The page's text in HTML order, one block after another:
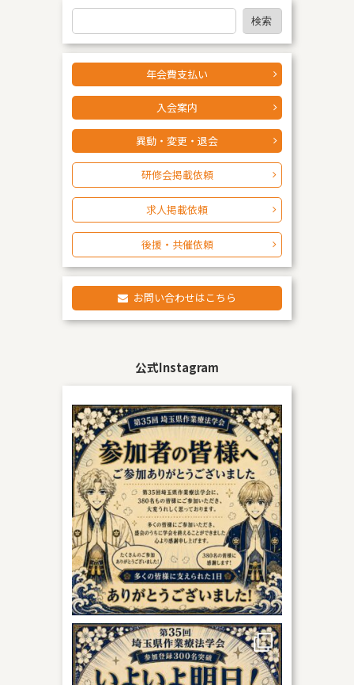
検
索
検索
年会費支払い
入会案内
異動・変更・退会
研修会掲載依頼
求人掲載依頼
後援・共催依頼
お問い合わせはこちら
公式Instagram